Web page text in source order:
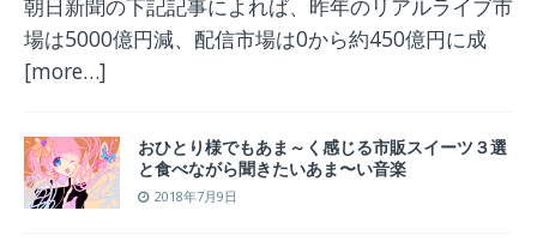
朝日新聞の下記記事によれば、昨年のリアルライブ市
場は5000億円減、配信市場は0から約450億円に成
[more…]
おひとり様でもあま～く感じる市販スイーツ３選
と食べながら聞きたいあま〜い音楽
2018年7月9日